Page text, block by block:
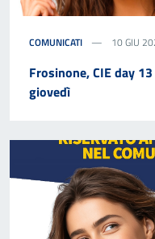
COMUNICATI 10 GIU
Frosinone, CIE day
giovedì